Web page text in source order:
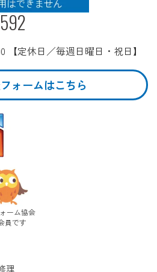
【定休日／毎週日曜日・祝日】
ォームはこちら
ーム協会
員です
理